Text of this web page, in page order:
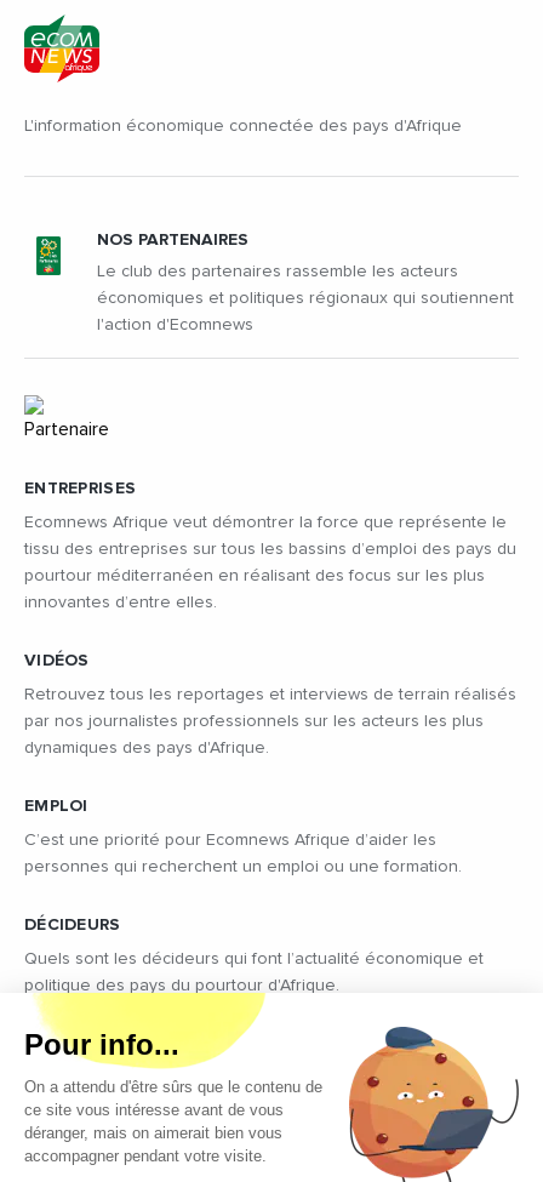
L'information économique connectée des pays d'Afrique
ENTREPRISES
Ecomnews Afrique veut démontrer la force que représente le
tissu des entreprises sur tous les bassins d’emploi des pays du
pourtour méditerranéen en réalisant des focus sur les plus
innovantes d’entre elles.
VIDÉOS
Retrouvez tous les reportages et interviews de terrain réalisés
par nos journalistes professionnels sur les acteurs les plus
dynamiques des pays d'Afrique.
EMPLOI
C’est une priorité pour Ecomnews Afrique d’aider les
personnes qui recherchent un emploi ou une formation.
DÉCIDEURS
Quels sont les décideurs qui font l’actualité économique et
politique des pays du pourtour d'Afrique.
NOS PARTENAIRES
Le club des partenaires rassemble les acteurs
économiques et politiques régionaux qui soutiennent
l'action d'Ecomnews